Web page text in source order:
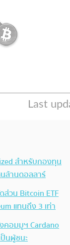
สำหรับกองทุน
ล้านดอลลาร์
วน Bitcoin ETF
แทนถึง 3 เท่า
คอมมูฯ Cardano
นผู้ชนะ